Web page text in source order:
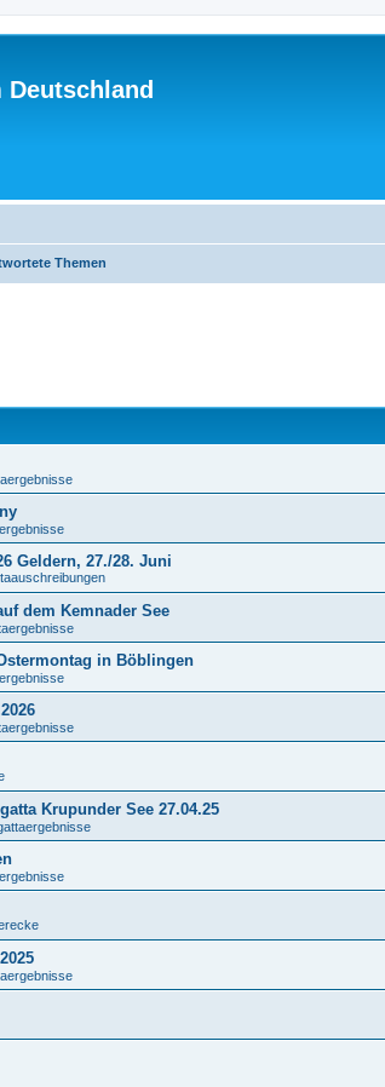
Themen
Geldern, 27./28. Juni
dem Kemnader See
in Böblingen
Krupunder See 27.04.25